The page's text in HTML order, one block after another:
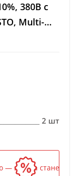
380В с
Multi-
2 шт
— и цена станет